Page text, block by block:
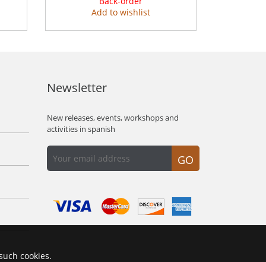
Add to wishlist
Newsletter
New releases, events, workshops and
activities in spanish
GO
cookies.